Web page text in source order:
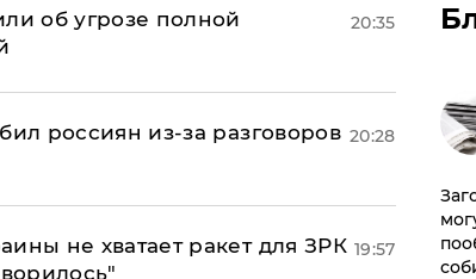
об угрозе полной
20:35
россиян из-за разговоров 20:28
не хватает ракет для ЗРК 19:57